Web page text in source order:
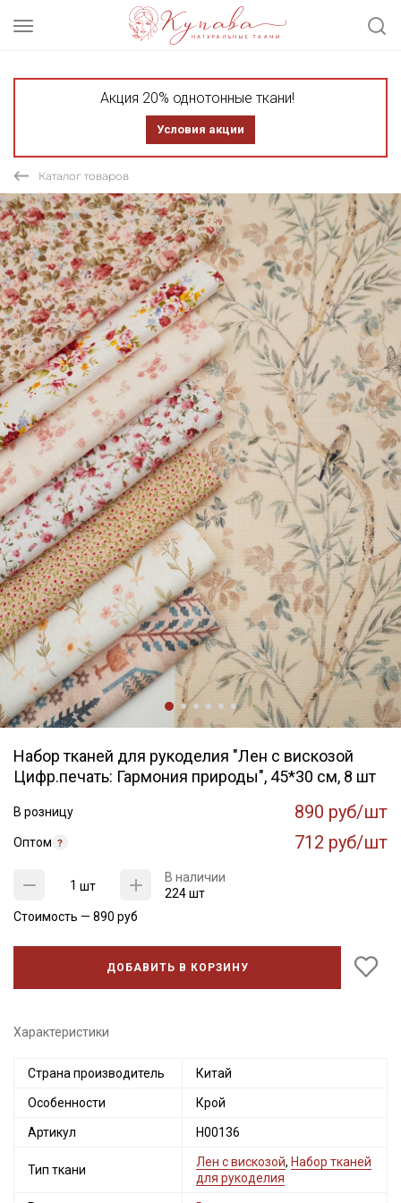
Акция 20% однотонные ткани!
Условия акции
Каталог товаров
Набор тканей для рукоделия "Лен с вискозой
Цифр.печать: Гармония природы", 45*30 см, 8 шт
В розницу 890 руб/шт
Оптом 712 руб/шт
шт
В наличии
224 шт
Стоимость — 890 руб
ДОБАВИТЬ В КОРЗИНУ
Характеристики
Страна производитель Китай
Особенности Крой
Артикул Н00136
Тип ткани
Лен с вискозой, Набор тканей
для рукоделия